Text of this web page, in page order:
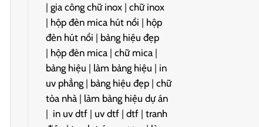
| gia công chữ inox| chữ inox
| hộp đèn mica hút nổi | hộp
đèn hút nổi | bảng hiệu đẹp
| hộp đèn mica| chữ mica|
bảng hiệu | làm bảng hiệu | in
uv phẳng| bảng hiệu đẹp| chữ
tòa nhà| làm bảng hiệu dự án
| in uv dtf| uv dtf| dtf| tranh